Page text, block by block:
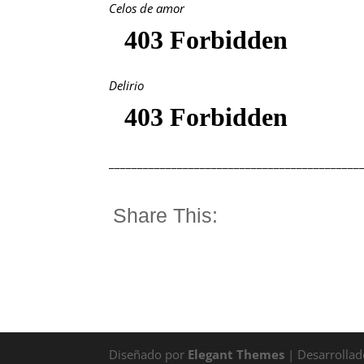
Celos de amor
Delirio
Share This:
Diseñado por Elegant Themes |